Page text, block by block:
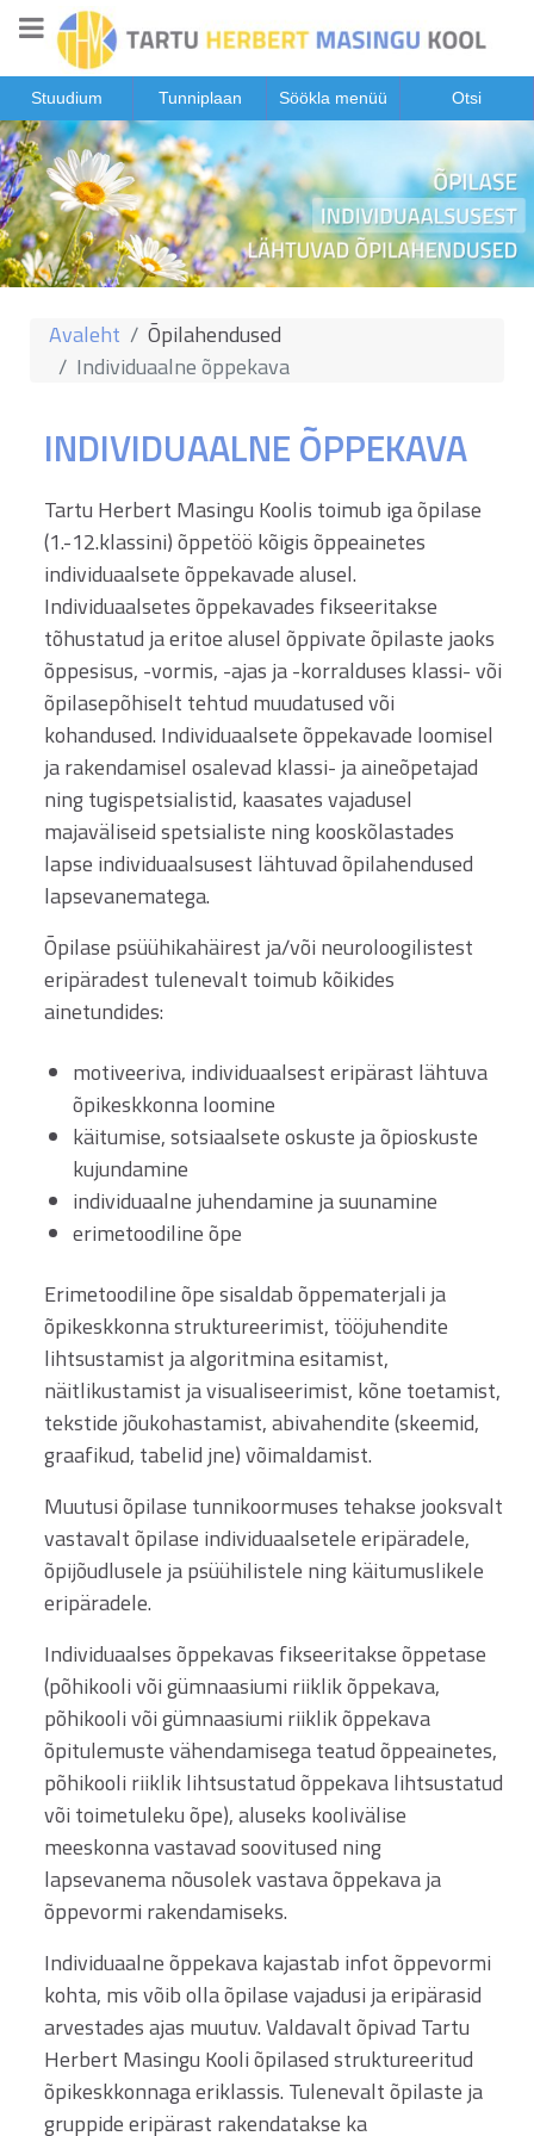
Stuudium Tunniplaan Söökla menüü Otsi
Avaleht
Õpilahendused
Individuaalne õppekava
INDIVIDUAALNE ÕPPEKAVA
Tartu Herbert Masingu Koolis toimub iga õpilase
(1.-12.klassini) õppetöö kõigis õppeainetes
individuaalsete õppekavade alusel.
Individuaalsetes õppekavades fikseeritakse
tõhustatud ja eritoe alusel õppivate õpilaste jaoks
õppesisus, -vormis, -ajas ja -korralduses klassi- või
õpilasepõhiselt tehtud muudatused või
kohandused. Individuaalsete õppekavade loomisel
ja rakendamisel osalevad klassi- ja aineõpetajad
ning tugispetsialistid, kaasates vajadusel
majaväliseid spetsialiste ning kooskõlastades
lapse individuaalsusest lähtuvad õpilahendused
lapsevanematega.
Õpilase psüühikahäirest ja/või neuroloogilistest
eripäradest tulenevalt toimub kõikides
ainetundides:
motiveeriva, individuaalsest eripärast lähtuva
õpikeskkonna loomine
käitumise, sotsiaalsete oskuste ja õpioskuste
kujundamine
individuaalne juhendamine ja suunamine
erimetoodiline õpe
Erimetoodiline õpe sisaldab õppematerjali ja
õpikeskkonna struktureerimist, tööjuhendite
lihtsustamist ja algoritmina esitamist,
näitlikustamist ja visualiseerimist, kõne toetamist,
tekstide jõukohastamist, abivahendite (skeemid,
graafikud, tabelid jne) võimaldamist.
Muutusi õpilase tunnikoormuses tehakse jooksvalt
vastavalt õpilase individuaalsetele eripäradele,
õpijõudlusele ja psüühilistele ning käitumuslikele
eripäradele.
Individuaalses õppekavas fikseeritakse õppetase
(põhikooli või gümnaasiumi riiklik õppekava,
põhikooli või gümnaasiumi riiklik õppekava
õpitulemuste vähendamisega teatud õppeainetes,
põhikooli riiklik lihtsustatud õppekava lihtsustatud
või toimetuleku õpe), aluseks koolivälise
meeskonna vastavad soovitused ning
lapsevanema nõusolek vastava õppekava ja
õppevormi rakendamiseks.
Individuaalne õppekava kajastab infot õppevormi
kohta, mis võib olla õpilase vajadusi ja eripärasid
arvestades ajas muutuv. Valdavalt õpivad Tartu
Herbert Masingu Kooli õpilased struktureeritud
õpikeskkonnaga eriklassis. Tulenevalt õpilaste ja
gruppide eripärast rakendatakse ka